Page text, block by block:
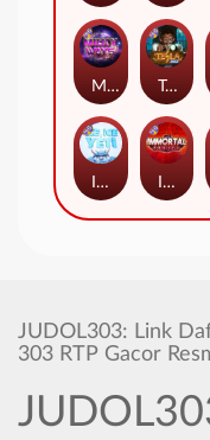
Immortal Fruits
Tesla Jolt
Milky Ways
Ice Ice Yeti
JUDOL303: Link
303 RTP Gacor